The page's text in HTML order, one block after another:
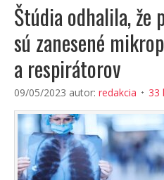
Štúdia odhalila, že
sú zanesené
a respirátorov
09/05/2023 autor: redakcia 33